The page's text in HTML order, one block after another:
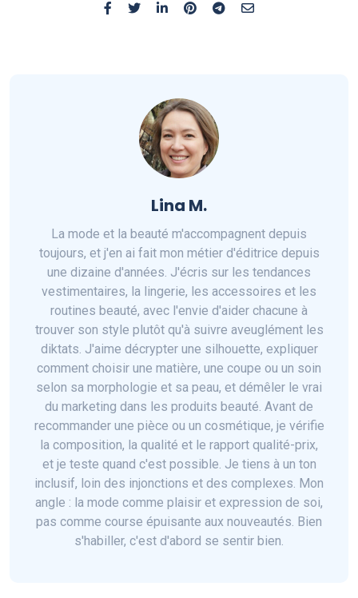
Lina M.
La mode et la beauté m'accompagnent depuis
toujours, et j'en ai fait mon métier d'éditrice depuis
une dizaine d'années. J'écris sur les tendances
vestimentaires, la lingerie, les accessoires et les
routines beauté, avec l'envie d'aider chacune à
trouver son style plutôt qu'à suivre aveuglément les
diktats. J'aime décrypter une silhouette, expliquer
comment choisir une matière, une coupe ou un soin
selon sa morphologie et sa peau, et démêler le vrai
du marketing dans les produits beauté. Avant de
recommander une pièce ou un cosmétique, je vérifie
la composition, la qualité et le rapport qualité-prix,
et je teste quand c'est possible. Je tiens à un ton
inclusif, loin des injonctions et des complexes. Mon
angle : la mode comme plaisir et expression de soi,
pas comme course épuisante aux nouveautés. Bien
s'habiller, c'est d'abord se sentir bien.